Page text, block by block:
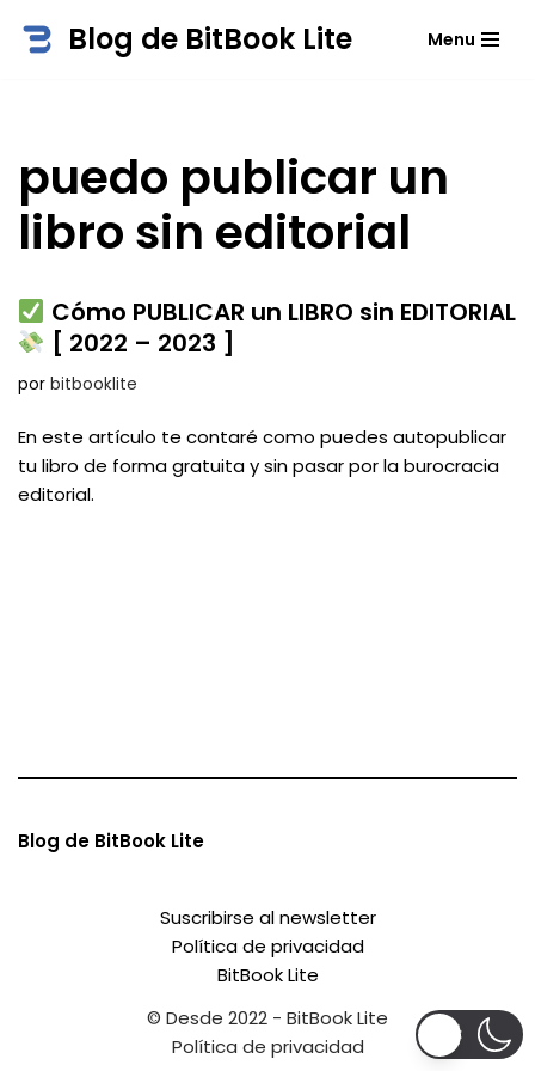
Blog de BitBook Lite Menu
puedo publicar un
libro sin editorial
Cómo PUBLICAR un LIBRO sin EDITORIAL
[ 2022 – 2023 ]
por bitbooklite
En este artículo te contaré como puedes autopublicar
tu libro de forma gratuita y sin pasar por la burocracia
editorial.
Blog de BitBook Lite
Suscribirse al newsletter
Política de privacidad
BitBook Lite
© Desde 2022 - BitBook Lite
Política de privacidad